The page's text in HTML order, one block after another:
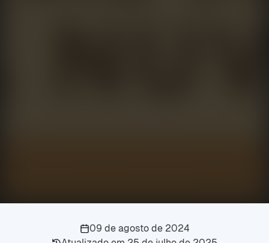
09 de agosto de 2024